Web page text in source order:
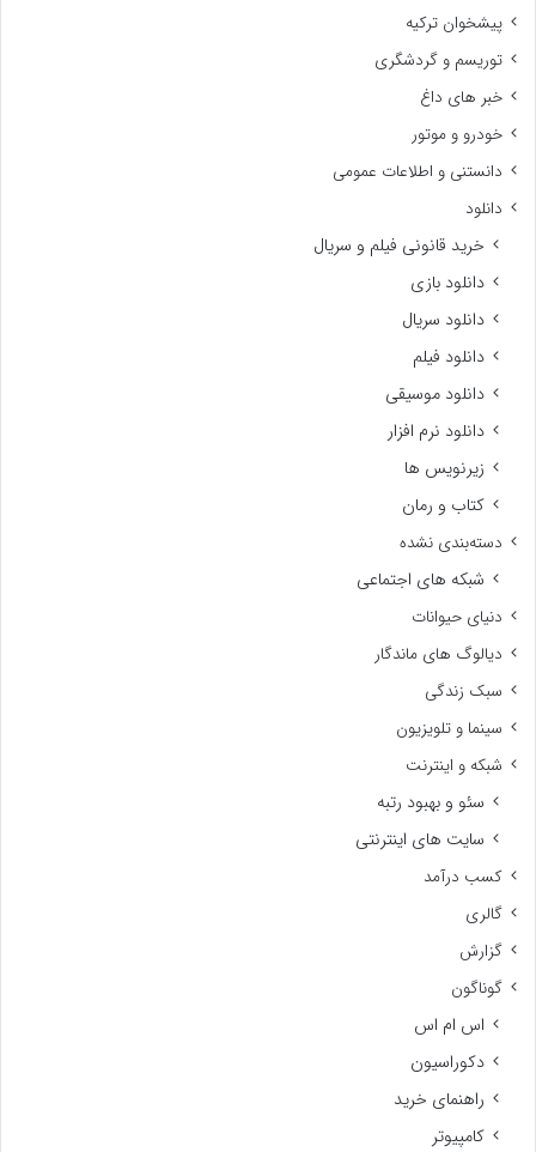
پیشخوان ترکیه
توریسم و گردشگری
خبر های داغ
خودرو و موتور
دانستنی و اطلاعات عمومی
دانلود
خرید قانونی فیلم و سریال
دانلود بازی
دانلود سریال
دانلود فیلم
دانلود موسیقی
دانلود نرم افزار
زیرنویس ها
کتاب و رمان
دسته‌بندی نشده
شبکه های اجتماعی
دنیای حیوانات
دیالوگ های ماندگار
سبک زندگی
سینما و تلویزیون
شبکه و اینترنت
سئو و بهبود رتبه
سایت های اینترنتی
کسب درآمد
گالری
گزارش
گوناگون
اس ام اس
دکوراسیون
راهنمای خرید
کامپیوتر